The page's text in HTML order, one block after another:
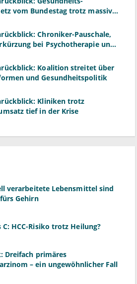
vom Bundestag trotz massiver
Chroniker-Pauschale,
bei Psychotherapie und
Koalition streitet über
und Gesundheitspolitik
Kliniken trotz
tief in der Krise
verarbeitete Lebensmittel sind
Gehirn
HCC-Risiko trotz Heilung?
Dreifach primäres
– ein ungewöhnlicher Fall